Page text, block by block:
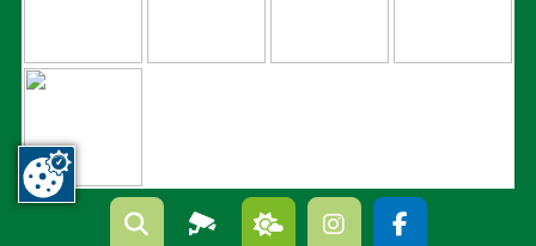
    